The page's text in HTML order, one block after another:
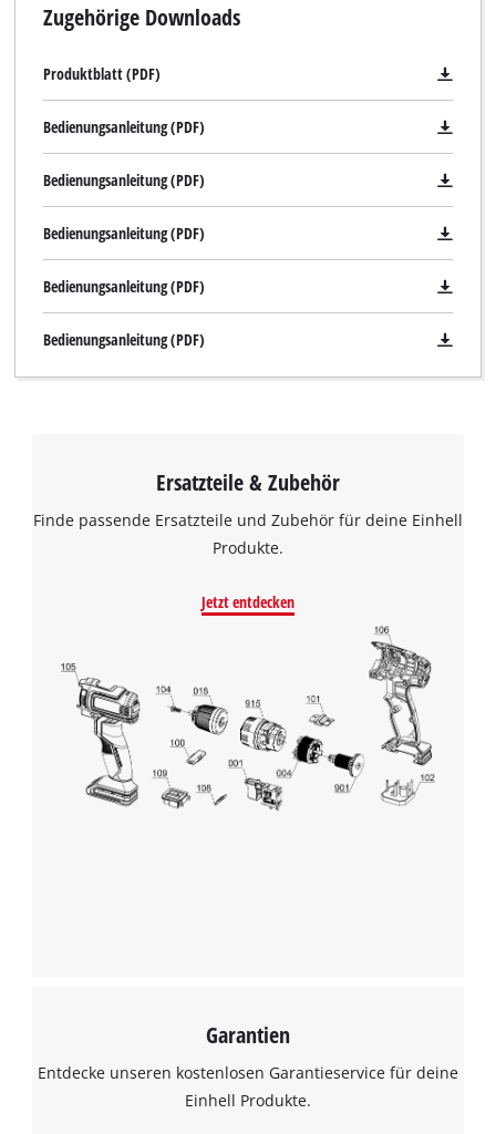
Zugehörige Downloads
Produktblatt (PDF)
Bedienungsanleitung (PDF)
Bedienungsanleitung (PDF)
Bedienungsanleitung (PDF)
Bedienungsanleitung (PDF)
Bedienungsanleitung (PDF)
Ersatzteile & Zubehör
Finde passende Ersatzteile und Zubehör für deine Einhell
Produkte.
Jetzt entdecken
Garantien
Entdecke unseren kostenlosen Garantieservice für deine
Einhell Produkte.